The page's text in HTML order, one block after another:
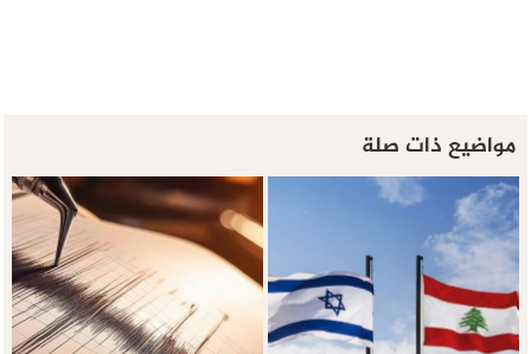
مواضيع ذات صلة